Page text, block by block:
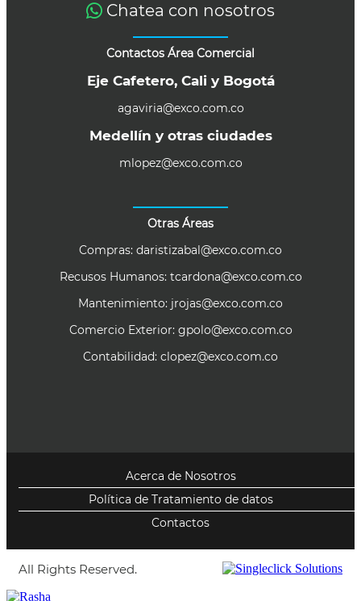
Chatea con nosotros
Contactos Área Comercial
Eje Cafetero, Cali y Bogotá
agaviria@exco.com.co
Medellín y otras ciudades
mlopez@exco.com.co
Otras Áreas
Compras: daristizabal@exco.com.co
Recusos Humanos: tcardona@exco.com.co
Mantenimiento: jrojas@exco.com.co
Comercio Exterior: gpolo@exco.com.co
Contabilidad: clopez@exco.com.co
Acerca de Nosotros
Política de Tratamiento de datos
Contactos
All Rights Reserved.